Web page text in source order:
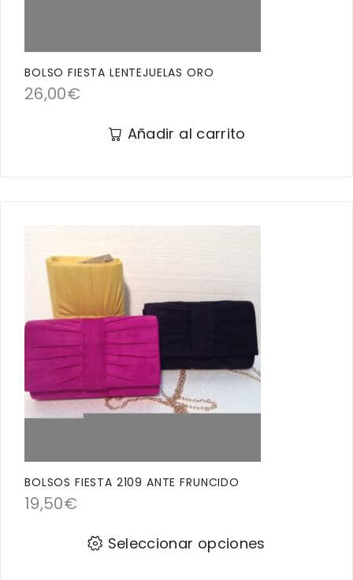
BOLSO FIESTA LENTEJUELAS ORO
26,00€
Añadir al carrito
BOLSOS FIESTA 2109 ANTE FRUNCIDO
19,50€
Seleccionar opciones